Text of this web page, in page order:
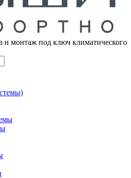
и монтаж под ключ климатического